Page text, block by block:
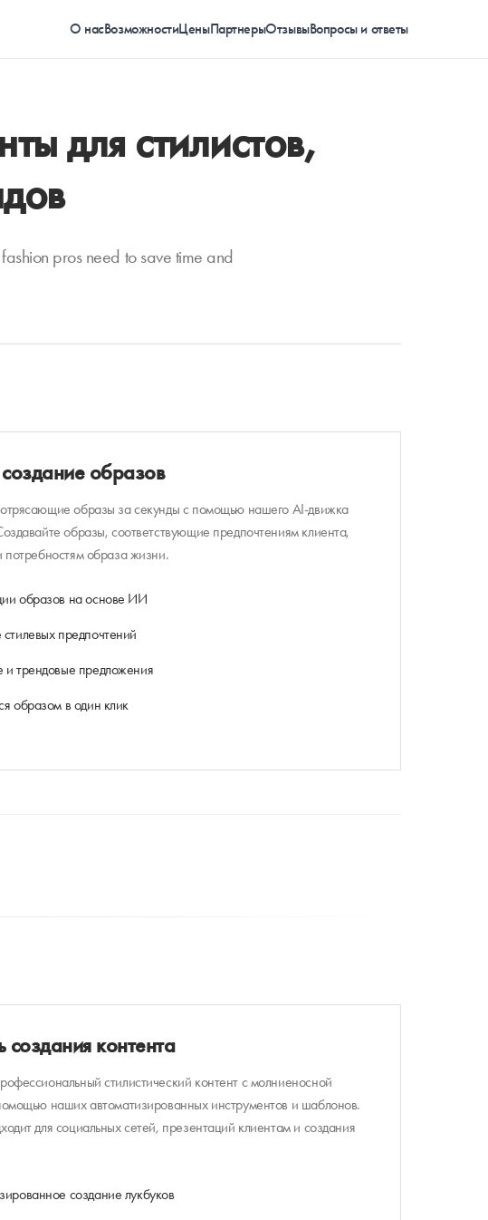
О насВозможностиЦеныПартнерыОтзывыВопросы и ответы
для стилистов,
pros need to save time and
образов
образы за секунды с помощью нашего AI-движка
образы, соответствующие предпочтениям клиента,
потребностям образа жизни.
образов на основе ИИ
предпочтений
и трендовые предложения
образом в один клик
создания контента
стилистический контент с молниеносной
наших автоматизированных инструментов и шаблонов.
для социальных сетей, презентаций клиентам и создания
создание лукбуков